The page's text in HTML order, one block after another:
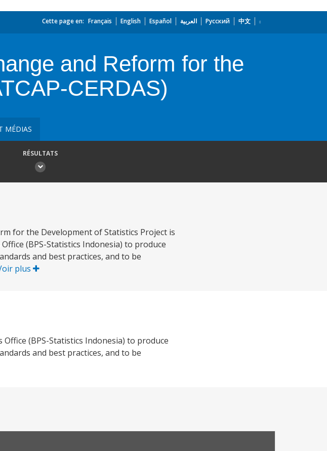
Cette page en: Français English Español العربية Русский 中文
and Reform for the
CERDAS)
MÉDIAS
RÉSULTATS
for the Development of Statistics Project is
(BPS-Statistics Indonesia) to produce
and best practices, and to be
plus
(BPS-Statistics Indonesia) to produce
and best practices, and to be